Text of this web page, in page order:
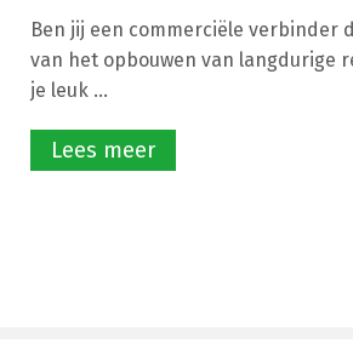
Ben jij een commerciële verbinder
van het opbouwen van langdurige
je leuk ...
Lees meer